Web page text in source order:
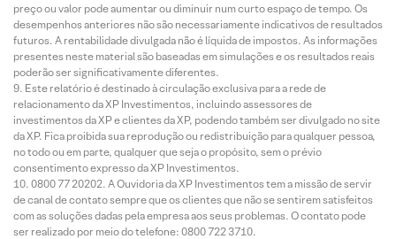
preço ou valor pode aumentar ou diminuir num curto espaço de tempo. Os
desempenhos anteriores não são necessariamente indicativos de resultados
futuros. A rentabilidade divulgada não é líquida de impostos. As informações
presentes neste material são baseadas em simulações e os resultados reais
poderão ser significativamente diferentes.
Este relatório é destinado à circulação exclusiva para a rede de
relacionamento da XP Investimentos, incluindo assessores de
investimentos da XP e clientes da XP, podendo também ser divulgado no site
da XP. Fica proibida sua reprodução ou redistribuição para qualquer pessoa,
no todo ou em parte, qualquer que seja o propósito, sem o prévio
consentimento expresso da XP Investimentos.
0800 77 20202. A Ouvidoria da XP Investimentos tem a missão de servir
de canal de contato sempre que os clientes que não se sentirem satisfeitos
com as soluções dadas pela empresa aos seus problemas. O contato pode
ser realizado por meio do telefone: 0800 722 3710.